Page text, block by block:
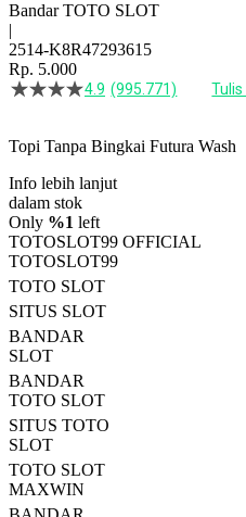
Bandar TOTO SLOT
|
2514-K8R47293615
Rp. 5.000
4.5
bintang,
rating
rata-
rata.
Read
13
Reviews.
Tautan
halaman
yang
sama.
4.9 (995.771)
Topi Tanpa Bingkai Futura Wash
Info lebih lanjut
dalam stok
Only %1 left
TOTOSLOT99 OFFICIAL
TOTOSLOT99
TOTO SLOT
SITUS SLOT
BANDAR
SLOT
BANDAR
TOTO SLOT
SITUS TOTO
SLOT
TOTO SLOT
MAXWIN